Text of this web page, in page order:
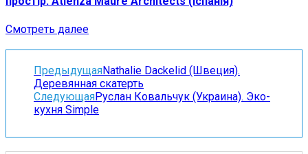
Смотреть далее
ПредыдущаяNathalie Dackelid (Швеция).
Деревянная скатерть
СледующаяРуслан Ковальчук (Украина). Эко-
кухня Simple